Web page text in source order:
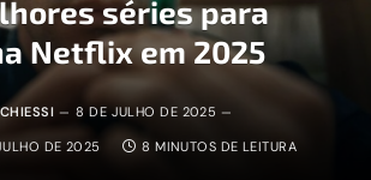
séries para
Netflix em 2025
8 DE JULHO DE 2025
DE 2025 8 MINUTOS DE LEITURA